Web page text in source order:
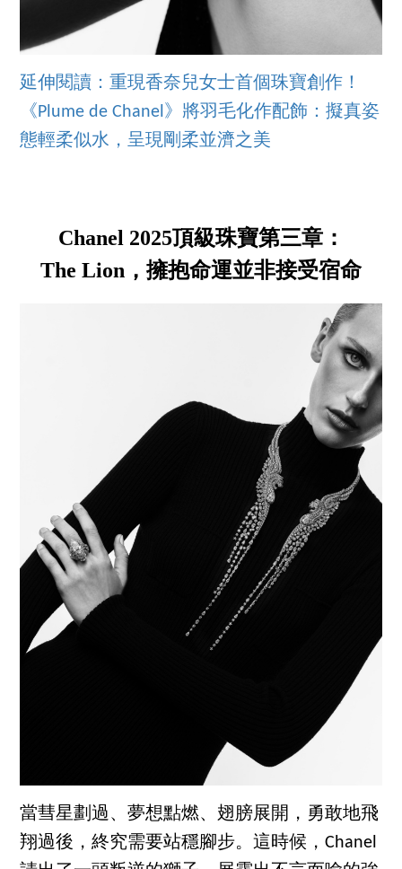
延伸閱讀：重現香奈兒女士首個珠寶創作！
《Plume de Chanel》將羽毛化作配飾：擬真姿
態輕柔似水，呈現剛柔並濟之美
Chanel 2025頂級珠寶第三章：
The Lion，擁抱命運並非接受宿命
當彗星劃過、夢想點燃、翅膀展開，勇敢地飛
翔過後，終究需要站穩腳步。這時候，Chanel